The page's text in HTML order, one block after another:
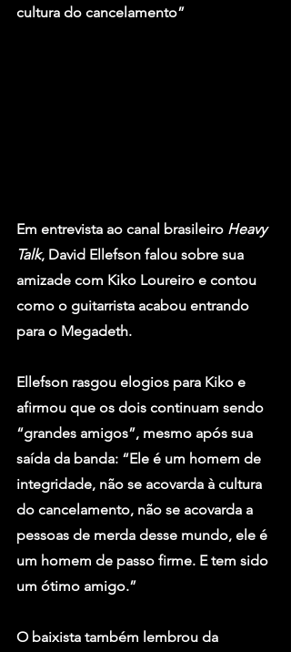
cultura do cancelamento”
Em entrevista ao canal brasileiro Heavy
Talk, David Ellefson falou sobre sua
amizade com Kiko Loureiro e contou
como o guitarrista acabou entrando
para o Megadeth.
Ellefson rasgou elogios para Kiko e
afirmou que os dois continuam sendo
“grandes amigos”, mesmo após sua
saída da banda: “Ele é um homem de
integridade, não se acovarda à cultura
do cancelamento, não se acovarda a
pessoas de merda desse mundo, ele é
um homem de passo firme. E tem sido
um ótimo amigo.”
O baixista também lembrou da